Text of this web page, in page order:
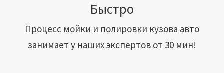
Быстро
Процесс мойки и полировки кузова авто
занимает у наших экспертов от 30 мин!